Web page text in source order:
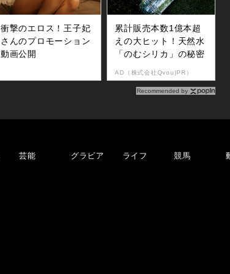
衝撃のエロス！王子妃
さんのプロモーション
動画公開
累計販売本数1億本超
えの大ヒット！天然水
「のむシリカ」の秘密
AD（株式会社Qvou|PR）
Recommended by
芸能 グラビア ライフ 競馬